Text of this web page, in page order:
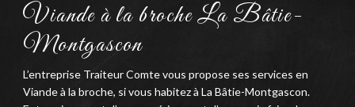
Viande à la broche La Bâtie-
Montgascon
L’entreprise Traiteur Comte vous propose ses services en
Viande à la broche, si vous habitez à La Bâtie-Montgascon.